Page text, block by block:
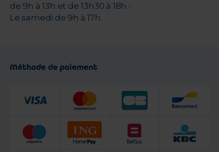
de 9h à 13h et de 13h30 à 18h -
Le samedi de 9h à 17h
Méthode de paiement